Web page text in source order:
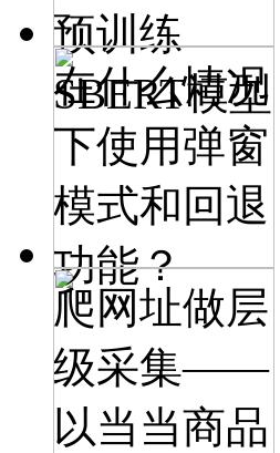
预训练
SBERT模型
在什么情况
下使用弹窗
模式和回退
功能？
爬网址做层
级采集——
以当当商品